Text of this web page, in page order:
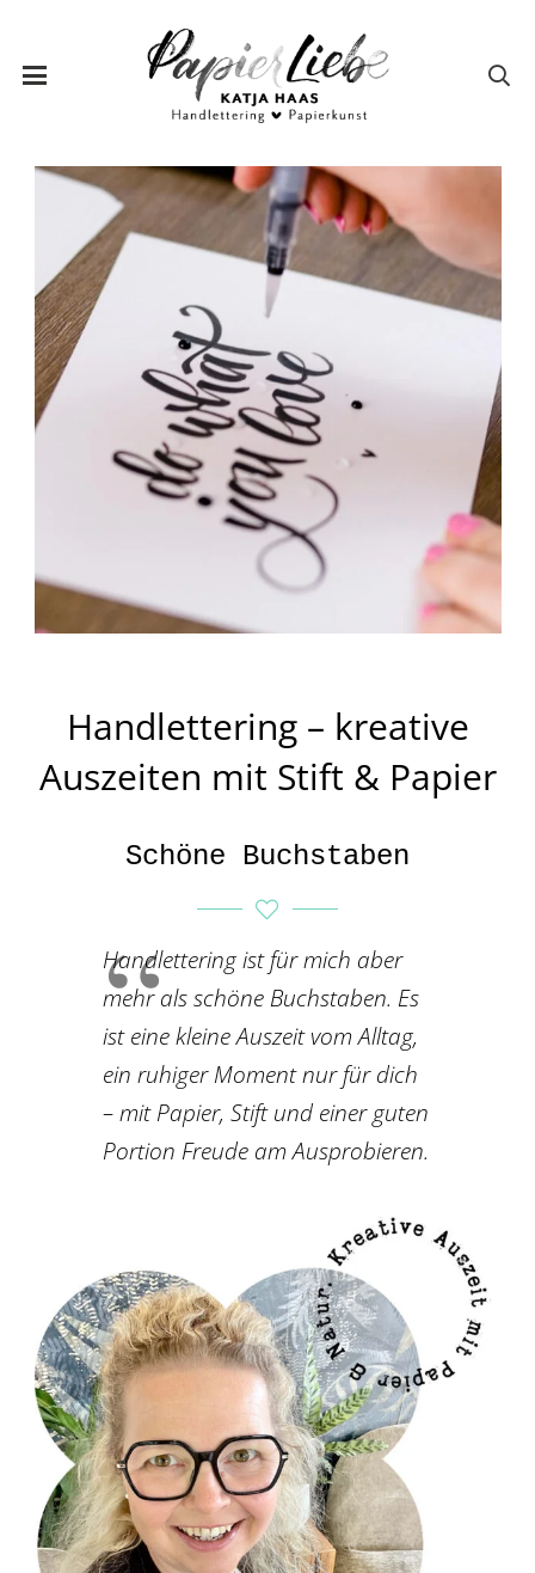
Handlettering – kreative
Auszeiten mit Stift & Papier
Schöne Buchstaben
Handlettering ist für mich aber
mehr als schöne Buchstaben. Es
ist eine kleine Auszeit vom Alltag,
ein ruhiger Moment nur für dich
– mit Papier, Stift und einer guten
Portion Freude am Ausprobieren.